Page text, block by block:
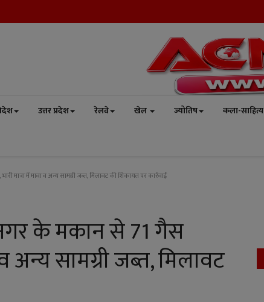
उत्तर प्रदेश रेलवे खेल ज्योतिष कला-साहित्य
में मावा व अन्य सामग्री जब्त, मिलावट की शिकायत पर कार्रवाई
के मकान से 71 गैस
अन्य सामग्री जब्त, मिलावट